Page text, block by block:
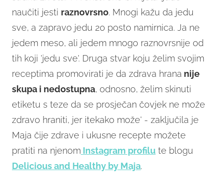
naučiti jesti raznovrsno. Mnogi kažu da jedu
sve, a zapravo jedu 20 posto namirnica. Ja ne
jedem meso, ali jedem mnogo raznovrsnije od
tih koji 'jedu sve'. Druga stvar koju želim svojim
receptima promovirati je da zdrava hrana nije
skupa i nedostupna, odnosno, želim skinuti
etiketu s teze da se prosječan čovjek ne može
zdravo hraniti, jer itekako može' - zaključila je
Maja čije zdrave i ukusne recepte možete
pratiti na njenom Instagram profilu te blogu
Delicious and Healthy by Maja.